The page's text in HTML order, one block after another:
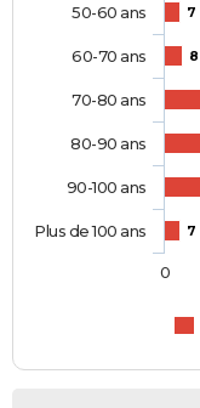
7
8
7
50-60 ans
60-70 ans
70-80 ans
80-90 ans
90-100 ans
Plus de 100 ans
0